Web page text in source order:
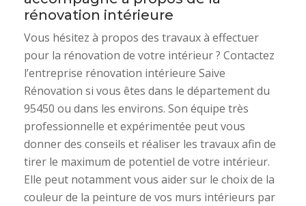
rénovation intérieure
Vous hésitez à propos des travaux à effectuer
pour la rénovation de votre intérieur ? Contactez
l’entreprise rénovation intérieure Saive
Rénovation si vous êtes dans le département du
95450 ou dans les environs. Son équipe très
professionnelle et expérimentée peut vous
donner des conseils et réaliser les travaux afin de
tirer le maximum de potentiel de votre intérieur.
Elle peut notamment vous aider sur le choix de la
couleur de la peinture de vos murs intérieurs par